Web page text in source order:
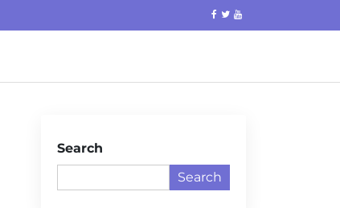
Search
Search